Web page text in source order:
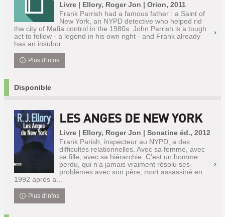
Livre | Ellory, Roger Jon | Orion, 2011
Frank Parrish had a famous father : a Saint of
New York, an NYPD detective who helped rid
the city of Mafia control in the 1980s. John Parrish is a tough
act to follow - a legend in his own right - and Frank already
has an insubor...
Plus d'infos
Disponible
LES ANGES DE NEW YORK
Livre | Ellory, Roger Jon | Sonatine éd., 2012
Frank Parish, inspecteur au NYPD, a des
difficultés relationnelles. Avec sa femme, avec
sa fille, avec sa hiérarchie. C’est un homme
perdu, qui n’a jamais vraiment résolu ses
problèmes avec son père, mort assassiné en
1992 après a...
Plus d'infos